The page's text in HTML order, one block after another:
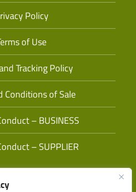
Policy
of Use
Tracking Policy
Conditions of Sale
– BUSINESS
– SUPPLIER